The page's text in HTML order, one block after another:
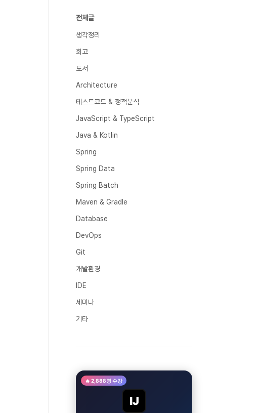
전체글
생각정리
회고
도서
Architecture
테스트코드 & 정적분석
JavaScript & TypeScript
Java & Kotlin
Spring
Spring Data
Spring Batch
Maven & Gradle
Database
DevOps
Git
개발환경
IDE
세미나
기타
🔥 2,888명 수강
IJ